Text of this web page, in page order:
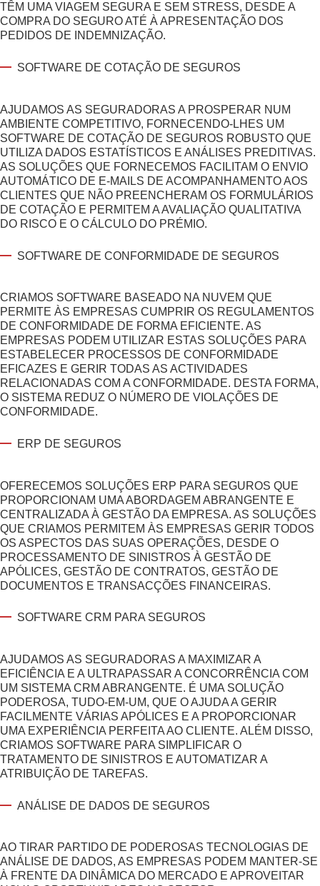
TÊM UMA VIAGEM SEGURA E SEM STRESS, DESDE A
COMPRA DO SEGURO ATÉ À APRESENTAÇÃO DOS
PEDIDOS DE INDEMNIZAÇÃO.
SOFTWARE DE COTAÇÃO DE SEGUROS
AJUDAMOS AS SEGURADORAS A PROSPERAR NUM
AMBIENTE COMPETITIVO, FORNECENDO-LHES UM
SOFTWARE DE COTAÇÃO DE SEGUROS ROBUSTO QUE
UTILIZA DADOS ESTATÍSTICOS E ANÁLISES PREDITIVAS.
AS SOLUÇÕES QUE FORNECEMOS FACILITAM O ENVIO
AUTOMÁTICO DE E-MAILS DE ACOMPANHAMENTO AOS
CLIENTES QUE NÃO PREENCHERAM OS FORMULÁRIOS
DE COTAÇÃO E PERMITEM A AVALIAÇÃO QUALITATIVA
DO RISCO E O CÁLCULO DO PRÉMIO.
SOFTWARE DE CONFORMIDADE DE SEGUROS
CRIAMOS SOFTWARE BASEADO NA NUVEM QUE
PERMITE ÀS EMPRESAS CUMPRIR OS REGULAMENTOS
DE CONFORMIDADE DE FORMA EFICIENTE. AS
EMPRESAS PODEM UTILIZAR ESTAS SOLUÇÕES PARA
ESTABELECER PROCESSOS DE CONFORMIDADE
EFICAZES E GERIR TODAS AS ACTIVIDADES
RELACIONADAS COM A CONFORMIDADE. DESTA FORMA,
O SISTEMA REDUZ O NÚMERO DE VIOLAÇÕES DE
CONFORMIDADE.
ERP DE SEGUROS
OFERECEMOS SOLUÇÕES ERP PARA SEGUROS QUE
PROPORCIONAM UMA ABORDAGEM ABRANGENTE E
CENTRALIZADA À GESTÃO DA EMPRESA. AS SOLUÇÕES
QUE CRIAMOS PERMITEM ÀS EMPRESAS GERIR TODOS
OS ASPECTOS DAS SUAS OPERAÇÕES, DESDE O
PROCESSAMENTO DE SINISTROS À GESTÃO DE
APÓLICES, GESTÃO DE CONTRATOS, GESTÃO DE
DOCUMENTOS E TRANSACÇÕES FINANCEIRAS.
SOFTWARE CRM PARA SEGUROS
AJUDAMOS AS SEGURADORAS A MAXIMIZAR A
EFICIÊNCIA E A ULTRAPASSAR A CONCORRÊNCIA COM
UM SISTEMA CRM ABRANGENTE. É UMA SOLUÇÃO
PODEROSA, TUDO-EM-UM, QUE O AJUDA A GERIR
FACILMENTE VÁRIAS APÓLICES E A PROPORCIONAR
UMA EXPERIÊNCIA PERFEITA AO CLIENTE. ALÉM DISSO,
CRIAMOS SOFTWARE PARA SIMPLIFICAR O
TRATAMENTO DE SINISTROS E AUTOMATIZAR A
ATRIBUIÇÃO DE TAREFAS.
ANÁLISE DE DADOS DE SEGUROS
AO TIRAR PARTIDO DE PODEROSAS TECNOLOGIAS DE
ANÁLISE DE DADOS, AS EMPRESAS PODEM MANTER-SE
À FRENTE DA DINÂMICA DO MERCADO E APROVEITAR